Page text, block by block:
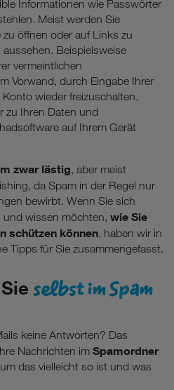
Informationen wie Passwörter
Meist werden Sie
öffnen oder auf Links zu
Beispielsweise
vermeintlichen
Vorwand, durch Eingabe Ihrer
wieder freizuschalten.
zu Ihren Daten und
auf Ihrem Gerät
zwar lästig, aber meist
da Spam in der Regel nur
bewirbt. Wenn Sie sich
und wissen möchten, wie Sie
schützen können, haben wir in
Tipps für Sie zusammengefasst.
Sieselbst im Spam
keine Antworten? Das
Nachrichten im Spamordner
das vielleicht so ist und was